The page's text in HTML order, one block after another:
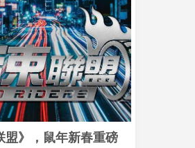
盟》，鼠年新春重磅